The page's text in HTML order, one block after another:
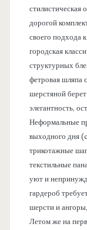
дорогой
своего подхода
городская
структурных
фетровая шляпа
шерстяной
элегантность,
Неформальные
выходного дня
трикотажные
текстильные
уют и
гардероб
шерсти и
Летом же на